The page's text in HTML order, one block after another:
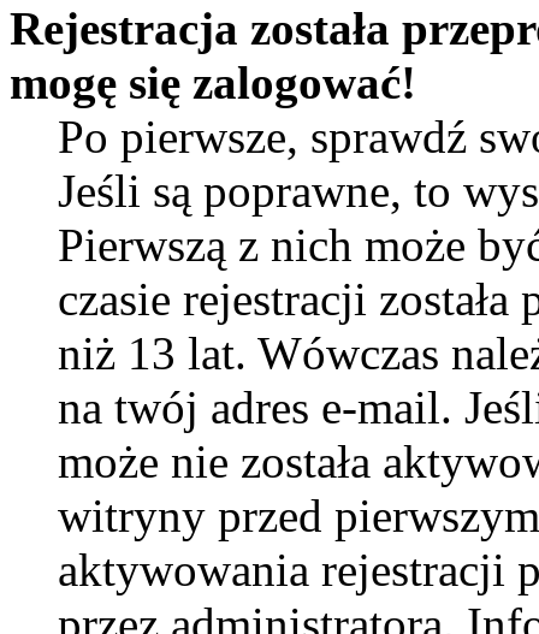
Rejestracja została
mogę się zalogować!
Po pierwsze, sprawdź
Jeśli są poprawne, to
Pierwszą z nich może
czasie rejestracji
niż 13 lat. Wówczas
na twój adres e-mail.
może nie została
witryny przed
aktywowania rejestracji